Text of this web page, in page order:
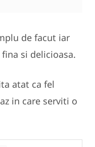
de facut iar
si delicioasa.
atat ca fel
in care serviti o